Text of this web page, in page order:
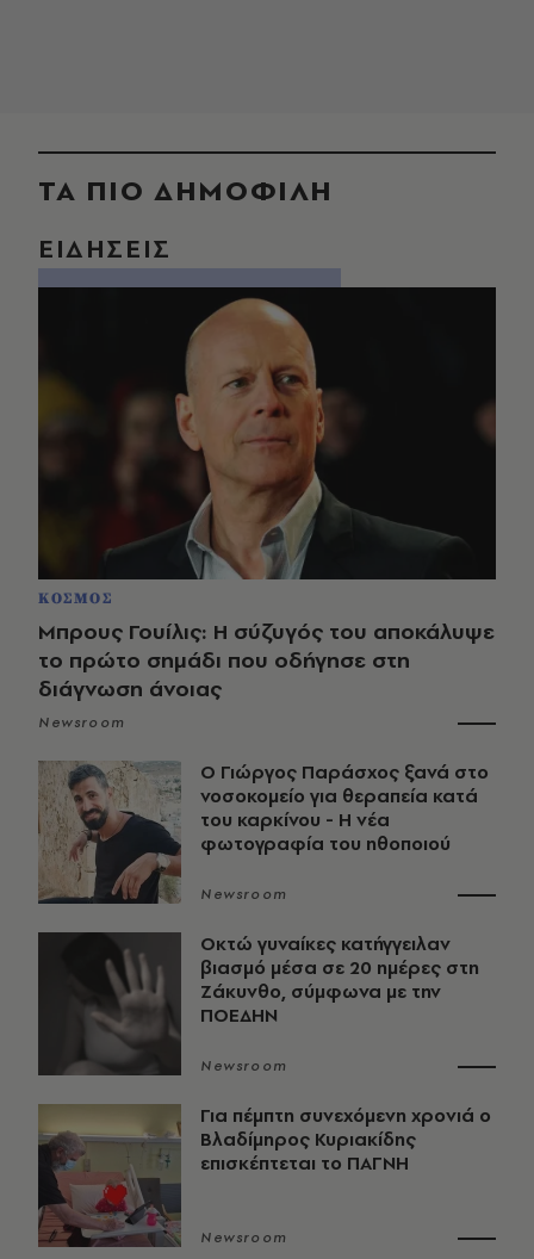
ΤΑ ΠΙΟ ΔΗΜΟΦΙΛΗ
ΕΙΔΗΣΕΙΣ
ΚΟΣΜΟΣ
Μπρους Γουίλις: Η σύζυγός του αποκάλυψε
το πρώτο σημάδι που οδήγησε στη
διάγνωση άνοιας
Newsroom
O Γιώργος Παράσχος ξανά στο
νοσοκομείο για θεραπεία κατά
του καρκίνου - Η νέα
φωτογραφία του ηθοποιού
Newsroom
Οκτώ γυναίκες κατήγγειλαν
βιασμό μέσα σε 20 ημέρες στη
Ζάκυνθο, σύμφωνα με την
ΠΟΕΔΗΝ
Newsroom
Για πέμπτη συνεχόμενη χρονιά ο
Βλαδίμηρος Κυριακίδης
επισκέπτεται το ΠΑΓΝΗ
Newsroom